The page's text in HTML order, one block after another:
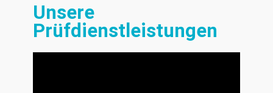
Unsere
Prüfdienstleistungen